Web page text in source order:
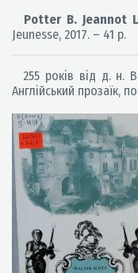
Potter B. Jeannot
Jeunesse, 2017. – 41 p.
255 років від д. н.
Англійський прозаїк,